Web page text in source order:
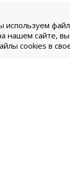
используем
нашем сайте,
cookies в